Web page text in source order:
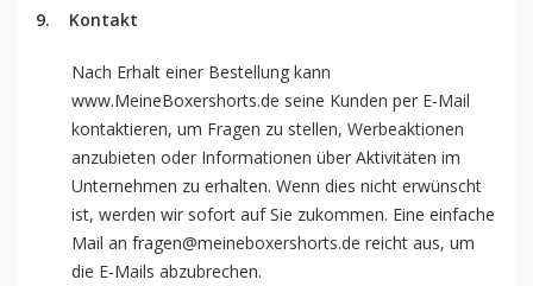
9. Kontakt
Nach Erhalt einer Bestellung kann
www.MeineBoxershorts.de seine Kunden per E-Mail
kontaktieren, um Fragen zu stellen, Werbeaktionen
anzubieten oder Informationen über Aktivitäten im
Unternehmen zu erhalten. Wenn dies nicht erwünscht
ist, werden wir sofort auf Sie zukommen. Eine einfache
Mail an fragen@meineboxershorts.de reicht aus, um
die E-Mails abzubrechen.